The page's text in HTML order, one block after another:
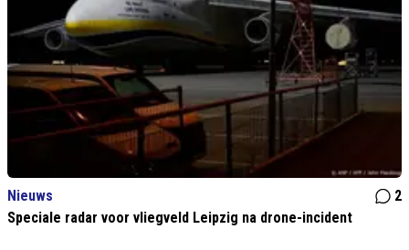
Nieuws
2
Speciale radar voor vliegveld Leipzig na drone-incident